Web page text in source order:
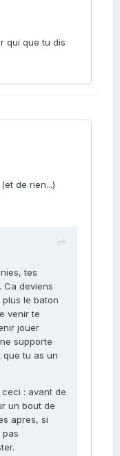
qui que tu dis
de rien...)
tes
Ca deviens
plus le baton
venir te
jouer
supporte
tu as un
: avant de
un bout de
apres, si
pas